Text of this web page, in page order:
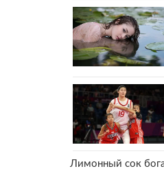
Лимонный сок